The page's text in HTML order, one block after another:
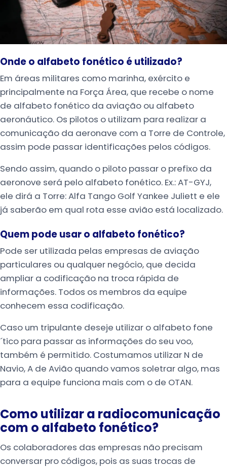
Onde o alfabeto fonético é utilizado?
Em áreas militares como marinha, exército e
principalmente na Força Área, que recebe o nome
de alfabeto fonético da aviação ou alfabeto
aeronáutico. Os pilotos o utilizam para realizar a
comunicação da aeronave com a Torre de Controle,
assim pode passar identificações pelos códigos.
Sendo assim, quando o piloto passar o prefixo da
aeronove será pelo alfabeto fonético. Ex.: AT-GYJ,
ele dirá a Torre: Alfa Tango Golf Yankee Juliett e ele
já saberão em qual rota esse avião está localizado.
Quem pode usar o alfabeto fonético?
Pode ser utilizada pelas empresas de aviação
particulares ou qualquer negócio, que decida
ampliar a codificação na troca rápida de
informações. Todos os membros da equipe
conhecem essa codificação.
Caso um tripulante deseje utilizar o alfabeto fone
´tico para passar as informações do seu voo,
também é permitido. Costumamos utilizar N de
Navio, A de Avião quando vamos soletrar algo, mas
para a equipe funciona mais com o de OTAN.
Como utilizar a radiocomunicação
com o alfabeto fonético?
Os colaboradores das empresas não precisam
conversar pro códigos, pois as suas trocas de